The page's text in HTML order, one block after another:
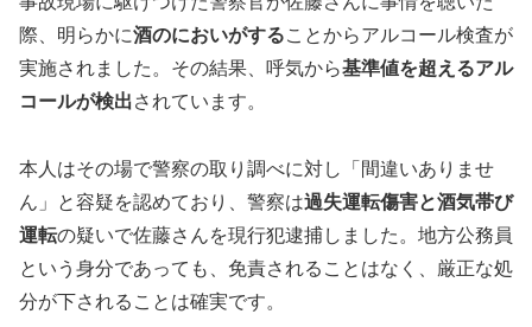
際、明らかに酒のにおいがすることからアルコール検査が
実施されました。その結果、呼気から基準値を超えるアル
コールが検出されています。
本人はその場で警察の取り調べに対し「間違いありませ
ん」と容疑を認めており、警察は過失運転傷害と酒気帯び
運転の疑いで佐藤さんを現行犯逮捕しました。地方公務員
という身分であっても、免責されることはなく、厳正な処
分が下されることは確実です。